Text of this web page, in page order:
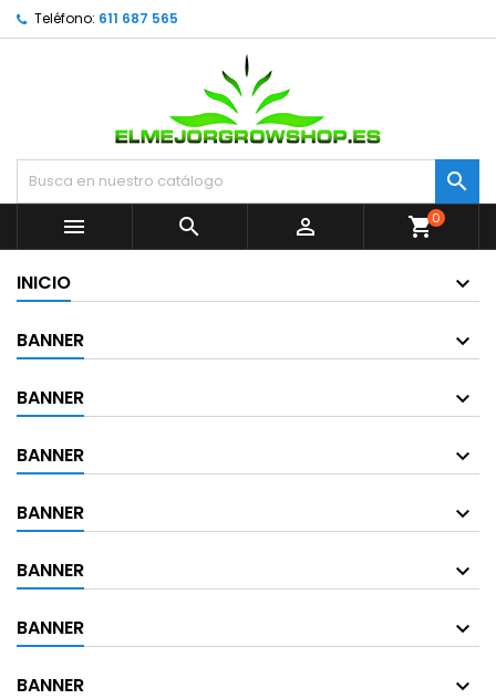
Teléfono: 611 687 565


  shopping_cart0
INICIO
BANNER
BANNER
BANNER
BANNER
BANNER
BANNER
BANNER